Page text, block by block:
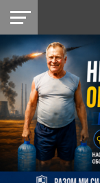
НІКОПОЛЬ
РАЙОН
СІЧЕСЛАВСЬКА
УКРАЇНА
РЕТРО
НІКОПОЛЬ
ЛАЙТ
УКРАЇНА
ДОПОМОГА
РАДІО